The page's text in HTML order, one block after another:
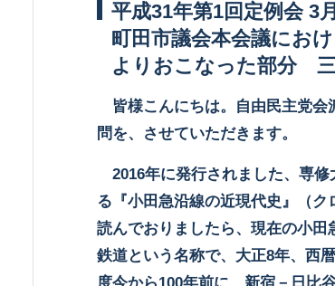
平成31年第1回定例会 3
町田市議会本会議にお
よりおこなった部分
皆様こんにちは。自由民主党会
問を、させていただきます。
2016年に発行されました、専修
る『小田急沿線の近現代史』（
読んでおりましたら、現在の小
鉄道という名称で、大正8年、西